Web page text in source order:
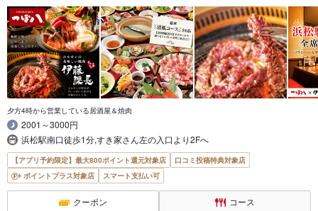
夕方4時から営業している居酒屋＆焼肉
2001～3000円
浜松駅南口徒歩1分,すき家さん左の入口より2Fへ
【アプリ予約限定】最大800ポイント還元対象店
口コミ投稿特典対象店
ポイントプラス対象店
スマート支払い可
クーポン コース